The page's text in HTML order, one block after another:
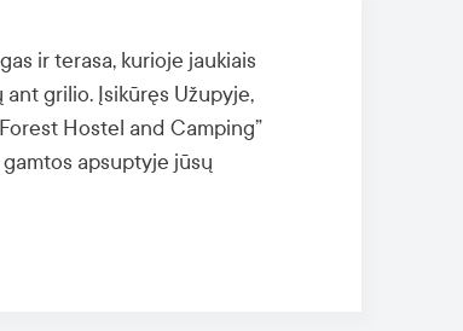
ir terasa, kurioje jaukiais
grilio. Įsikūręs Užupyje,
Hostel and Camping”
apsuptyje jūsų